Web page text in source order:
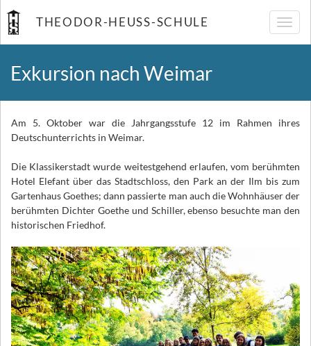
THEODOR-HEUSS-SCHULE
Exkursion nach Weimar
Am 5. Oktober war die Jahrgangsstufe 12 im Rahmen ihres
Deutschunterrichts in Weimar.
Die Klassikerstadt wurde weitestgehend erlaufen, vom berühmten
Hotel Elefant über das Stadtschloss, den Park an der Ilm bis zum
Gartenhaus Goethes; dann passierte man auch die Wohnhäuser der
berühmten Dichter Goethe und Schiller, ebenso besuchte man den
historischen Friedhof.